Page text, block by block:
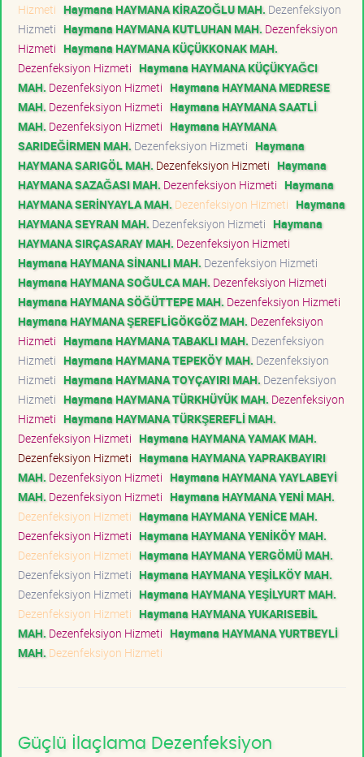
Hizmeti Haymana HAYMANA KİRAZOĞLU MAH. Dezenfeksiyon
Hizmeti Haymana HAYMANA KUTLUHAN MAH. Dezenfeksiyon
Hizmeti Haymana HAYMANA KÜÇÜKKONAK MAH.
Dezenfeksiyon Hizmeti Haymana HAYMANA KÜÇÜKYAĞCI
MAH. Dezenfeksiyon Hizmeti Haymana HAYMANA MEDRESE
MAH. Dezenfeksiyon Hizmeti Haymana HAYMANA SAATLİ
MAH. Dezenfeksiyon Hizmeti Haymana HAYMANA
SARIDEĞİRMEN MAH. Dezenfeksiyon Hizmeti Haymana
HAYMANA SARIGÖL MAH. Dezenfeksiyon Hizmeti Haymana
HAYMANA SAZAĞASI MAH. Dezenfeksiyon Hizmeti Haymana
HAYMANA SERİNYAYLA MAH. Dezenfeksiyon Hizmeti Haymana
HAYMANA SEYRAN MAH. Dezenfeksiyon Hizmeti Haymana
HAYMANA SIRÇASARAY MAH. Dezenfeksiyon Hizmeti
Haymana HAYMANA SİNANLI MAH. Dezenfeksiyon Hizmeti
Haymana HAYMANA SOĞULCA MAH. Dezenfeksiyon Hizmeti
Haymana HAYMANA SÖĞÜTTEPE MAH. Dezenfeksiyon Hizmeti
Haymana HAYMANA ŞEREFLİGÖKGÖZ MAH. Dezenfeksiyon
Hizmeti Haymana HAYMANA TABAKLI MAH. Dezenfeksiyon
Hizmeti Haymana HAYMANA TEPEKÖY MAH. Dezenfeksiyon
Hizmeti Haymana HAYMANA TOYÇAYIRI MAH. Dezenfeksiyon
Hizmeti Haymana HAYMANA TÜRKHÜYÜK MAH. Dezenfeksiyon
Hizmeti Haymana HAYMANA TÜRKŞEREFLİ MAH.
Dezenfeksiyon Hizmeti Haymana HAYMANA YAMAK MAH.
Dezenfeksiyon Hizmeti Haymana HAYMANA YAPRAKBAYIRI
MAH. Dezenfeksiyon Hizmeti Haymana HAYMANA YAYLABEYİ
MAH. Dezenfeksiyon Hizmeti Haymana HAYMANA YENİ MAH.
Dezenfeksiyon Hizmeti Haymana HAYMANA YENİCE MAH.
Dezenfeksiyon Hizmeti Haymana HAYMANA YENİKÖY MAH.
Dezenfeksiyon Hizmeti Haymana HAYMANA YERGÖMÜ MAH.
Dezenfeksiyon Hizmeti Haymana HAYMANA YEŞİLKÖY MAH.
Dezenfeksiyon Hizmeti Haymana HAYMANA YEŞİLYURT MAH.
Dezenfeksiyon Hizmeti Haymana HAYMANA YUKARISEBİL
MAH. Dezenfeksiyon Hizmeti Haymana HAYMANA YURTBEYLİ
MAH. Dezenfeksiyon Hizmeti
Güçlü İlaçlama Dezenfeksiyon